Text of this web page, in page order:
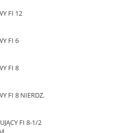
FI 12
FI 6
FI 8
FI 8 NIERDZ.
FI 8-1/2